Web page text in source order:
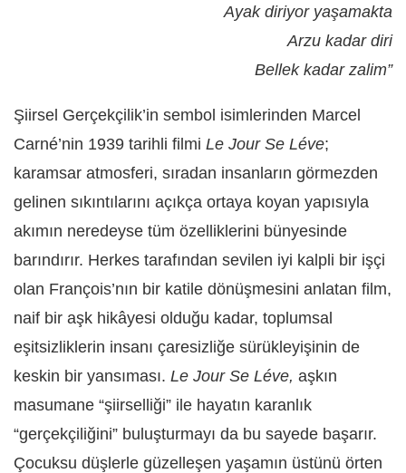
Ayak diriyor yaşamakta
Arzu kadar diri
Bellek kadar zalim”
Şiirsel Gerçekçilik’in sembol isimlerinden Marcel
Carné’nin 1939 tarihli filmi Le Jour Se Léve;
karamsar atmosferi, sıradan insanların görmezden
gelinen sıkıntılarını açıkça ortaya koyan yapısıyla
akımın neredeyse tüm özelliklerini bünyesinde
barındırır. Herkes tarafından sevilen iyi kalpli bir işçi
olan François’nın bir katile dönüşmesini anlatan film,
naif bir aşk hikâyesi olduğu kadar, toplumsal
eşitsizliklerin insanı çaresizliğe sürükleyişinin de
keskin bir yansıması. Le Jour Se Léve, aşkın
masumane “şiirselliği” ile hayatın karanlık
“gerçekçiliğini” buluşturmayı da bu sayede başarır.
Çocuksu düşlerle güzelleşen yaşamın üstünü örten